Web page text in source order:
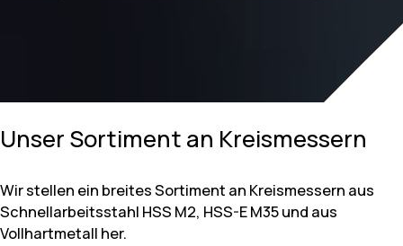
Unser Sortiment an Kreismessern
Wir stellen ein breites Sortiment an Kreismessern aus
Schnellarbeitsstahl HSS M2, HSS-E M35 und aus
Vollhartmetall her.